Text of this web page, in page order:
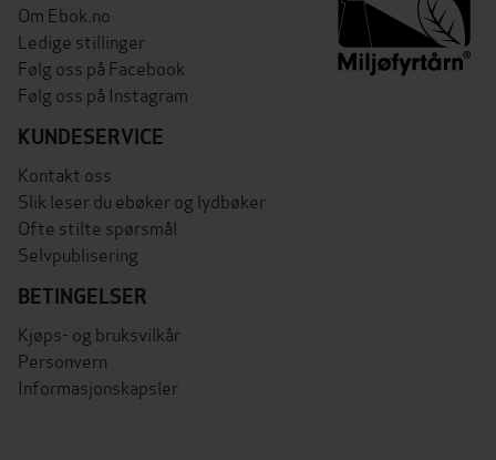
Om Ebok.no
Ledige stillinger
Følg oss på Facebook
Følg oss på Instagram
KUNDESERVICE
Kontakt oss
Slik leser du ebøker og lydbøker
Ofte stilte spørsmål
Selvpublisering
BETINGELSER
Kjøps- og bruksvilkår
Personvern
Informasjonskapsler